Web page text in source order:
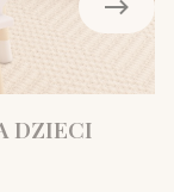
DZIECI